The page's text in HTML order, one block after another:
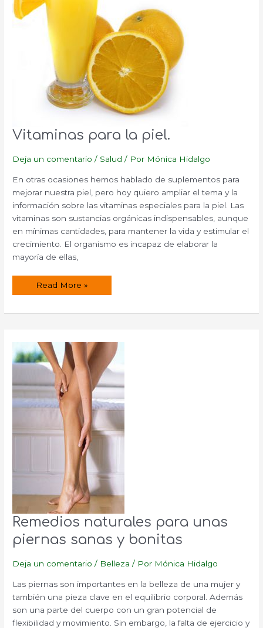
Vitaminas para la piel.
Deja un comentario / Salud / Por Mónica Hidalgo
En otras ocasiones hemos hablado de suplementos para
mejorar nuestra piel, pero hoy quiero ampliar el tema y la
información sobre las vitaminas especiales para la piel. Las
vitaminas son sustancias orgánicas indispensables, aunque
en mínimas cantidades, para mantener la vida y estimular el
crecimiento. El organismo es incapaz de elaborar la
mayoría de ellas,
Vitaminas
Read More »
Remedios naturales para unas
piernas sanas y bonitas
Deja un comentario / Belleza / Por Mónica Hidalgo
Las piernas son importantes en la belleza de una mujer y
también una pieza clave en el equilibrio corporal. Además
son una parte del cuerpo con un gran potencial de
flexibilidad y movimiento. Sin embargo, la falta de ejercicio y